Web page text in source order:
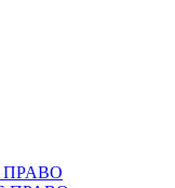
ПРАВО